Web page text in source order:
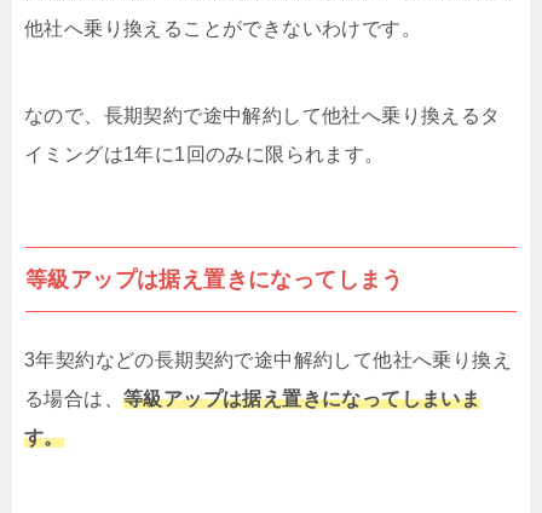
他社へ乗り換えることができないわけです。
なので、長期契約で途中解約して他社へ乗り換えるタ
イミングは1年に1回のみに限られます。
等級アップは据え置きになってしまう
3年契約などの長期契約で途中解約して他社へ乗り換え
る場合は、 等級アップは据え置きになってしまいま
す。